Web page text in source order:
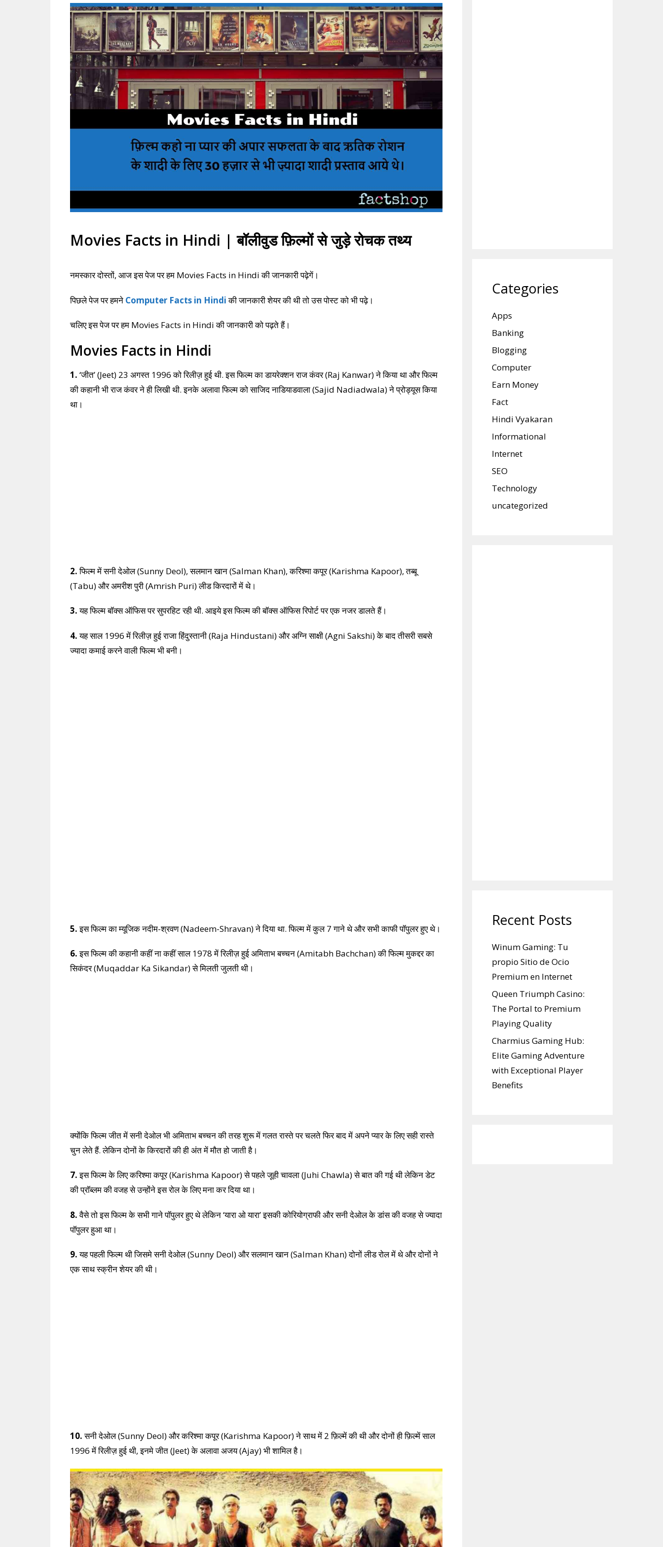
Movies Facts in Hindi | बॉलीवुड फ़िल्मों से जुड़े रोचक तथ्य
नमस्कार दोस्तों, आज इस पेज पर हम Movies Facts in Hindi की जानकारी पढ़ेगें।
पिछले पेज पर हमने Computer Facts in Hindiकी जानकारी शेयर की थी तो उस पोस्ट को भी पढ़े।
चलिए इस पेज पर हम Movies Facts in Hindi की जानकारी को पढ़ते हैं।
Movies Facts in Hindi
1. ‘जीत’ (Jeet) 23 अगस्त 1996 को रिलीज़ हुई थी. इस फिल्म का डायरेक्शन राज कंवर (Raj Kanwar) ने किया था और फिल्म
की कहानी भी राज कंवर ने ही लिखी थी. इनके अलावा फिल्म को साजिद नाडियाडवाला (Sajid Nadiadwala) ने प्रोड्यूस किया
था।
2.फिल्म में सनी देओल (Sunny Deol), सलमान खान (Salman Khan), करिश्मा कपूर (Karishma Kapoor), तब्बू
(Tabu) और अमरीश पुरी (Amrish Puri) लीड किरदारों में थे।
3.यह फिल्म बॉक्स ऑफिस पर सुपरहिट रही थी. आइये इस फिल्म की बॉक्स ऑफिस रिपोर्ट पर एक नजर डालते हैं।
4.यह साल 1996 में रिलीज़ हुई राजा हिंदुस्तानी (Raja Hindustani) और अग्नि साक्षी (Agni Sakshi) के बाद तीसरी सबसे
ज्यादा कमाई करने वाली फिल्म भी बनी।
5.इस फिल्म का म्यूजिक नदीम-श्रवण (Nadeem-Shravan) ने दिया था. फिल्म में कुल 7 गाने थे और सभी काफी पॉपुलर हुए थे।
6.इस फिल्म की कहानी कहीं ना कहीं साल 1978 में रिलीज़ हुई अमिताभ बच्चन (Amitabh Bachchan) की फिल्म मुकद्दर का
सिकंदर (Muqaddar Ka Sikandar) से मिलती जुलती थी।
क्योंकि फिल्म जीत में सनी देओल भी अमिताभ बच्चन की तरह शुरू में गलत रास्ते पर चलते फिर बाद में अपने प्यार के लिए सही रास्ते
चुन लेते हैं. लेकिन दोनों के किरदारों की ही अंत में मौत हो जाती है।
7.इस फिल्म के लिए करिश्मा कपूर (Karishma Kapoor) से पहले जूही चावला (Juhi Chawla) से बात की गई थी लेकिन डेट
की प्रॉब्लम की वजह से उन्होंने इस रोल के लिए मना कर दिया था।
8.वैसे तो इस फिल्म के सभी गाने पॉपुलर हुए थे लेकिन ‘यारा ओ यारा’ इसकी कोरियोग्राफी और सनी देओल के डांस की वजह से ज्यादा
पॉपुलर हुआ था।
9.यह पहली फिल्म थी जिसमे सनी देओल (Sunny Deol) और सलमान खान (Salman Khan) दोनों लीड रोल में थे और दोनों ने
एक साथ स्क्रीन शेयर की थी।
10.सनी देओल (Sunny Deol) और करिश्मा कपूर (Karishma Kapoor) ने साथ में 2 फ़िल्में की थी और दोनों ही फ़िल्में साल
1996 में रिलीज़ हुई थी, इनमे जीत (Jeet) के अलावा अजय (Ajay) भी शामिल है।
Categories
Apps
Banking
Blogging
Computer
Earn Money
Fact
Hindi Vyakaran
Informational
Internet
SEO
Technology
uncategorized
Recent Posts
Winum Gaming: Tu
propio Sitio de Ocio
Premium en Internet
Queen Triumph Casino:
The Portal to Premium
Playing Quality
Charmius Gaming Hub:
Elite Gaming Adventure
with Exceptional Player
Benefits